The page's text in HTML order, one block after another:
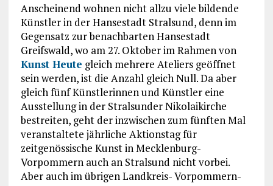
Anscheinend wohnen nicht allzu viele bildende
Künstler in der Hansestadt Stralsund, denn im
Gegensatz zur benachbarten Hansestadt
Greifswald, wo am 27. Oktober im Rahmen von
Kunst Heute gleich mehrere Ateliers geöffnet
sein werden, ist die Anzahl gleich Null. Da aber
gleich fünf Künstlerinnen und Künstler eine
Ausstellung in der Stralsunder Nikolaikirche
bestreiten, geht der inzwischen zum fünften Mal
veranstaltete jährliche Aktionstag für
zeitgenössische Kunst in Mecklenburg-
Vorpommern auch an Stralsund nicht vorbei.
Aber auch im übrigen Landkreis- Vorpommern-